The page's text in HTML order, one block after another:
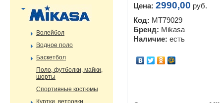
Цена: 2990,00 руб.
Код: MT79029
Бренд: Mikasa
Наличие: есть
Волейбол
Водное поло
Баскетбол
Поло, футболки, майки,
шорты
Спортивные костюмы
Куртки, ветровки,